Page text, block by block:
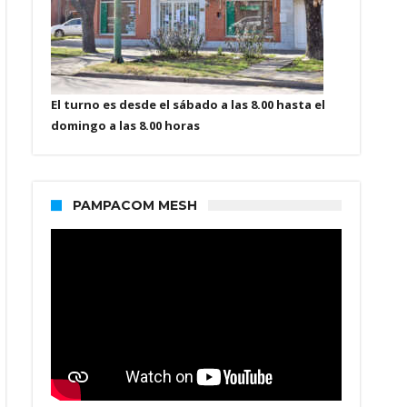
El turno es desde el sábado a las 8.00 hasta el
domingo a las 8.00 horas
PAMPACOM MESH